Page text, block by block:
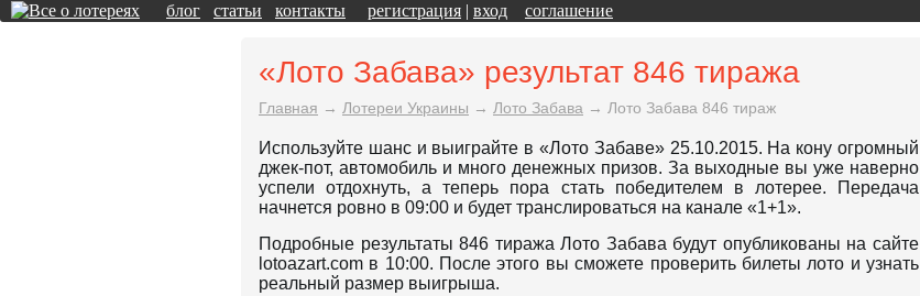
блог статьи контакты регистрация | вход соглашение
«Лото Забава» результат 846 тиража
Главная → Лотереи Украины → Лото Забава → Лото Забава 846 тираж
Используйте шанс и выиграйте в «Лото Забаве» 25.10.2015. На кону огромный
джек-пот, автомобиль и много денежных призов. За выходные вы уже наверно
успели отдохнуть, а теперь пора стать победителем в лотерее. Передача
начнется ровно в 09:00 и будет транслироваться на канале «1+1».
Подробные результаты 846 тиража Лото Забава будут опубликованы на сайте
lotoazart.com в 10:00. После этого вы сможете проверить билеты лото и узнать
реальный размер выигрыша.